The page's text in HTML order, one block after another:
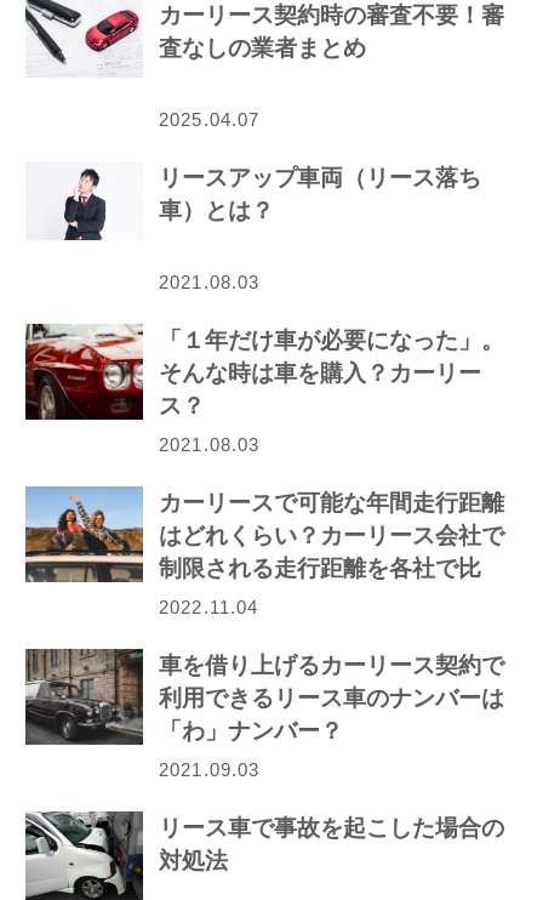
カーリース契約時の審査不要！審
査なしの業者まとめ
2025.04.07
リースアップ車両（リース落ち
車）とは？
2021.08.03
「１年だけ車が必要になった」。
そんな時は車を購入？カーリー
ス？
2021.08.03
カーリースで可能な年間走行距離
はどれくらい？カーリース会社で
制限される走行距離を各社で比
較！
2022.11.04
車を借り上げるカーリース契約で
利用できるリース車のナンバーは
「わ」ナンバー？
2021.09.03
リース車で事故を起こした場合の
対処法